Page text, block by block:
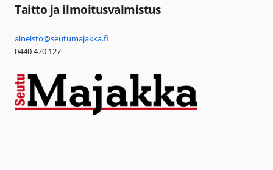
Taitto ja ilmoitusvalmistus
aineisto@seutumajakka.fi
0440 470 127